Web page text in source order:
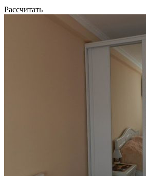
Рассчитать